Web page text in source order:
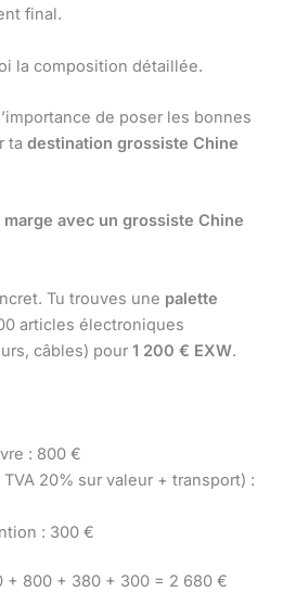
final.
la composition détaillée.
de poser les bonnes
ta destination grossiste Chine
avec un grossiste Chine
Tu trouves une palette
articles électroniques
câbles) pour 1 200 € EXW.
: 800 €
20% sur valeur + transport) :
: 300 €
+ 800 + 380 + 300 = 2 680 €